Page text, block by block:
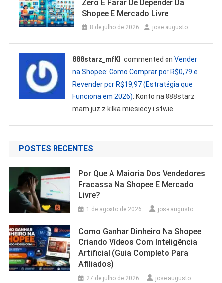
Zero E Parar De Depender Da
Shopee E Mercado Livre
8 de julho de 2026 jose augusto
888starz_mfKl commented onVender
na Shopee: Como Comprar por R$0,79 e
Revender por R$19,97 (Estratégia que
Funciona em 2026): Konto na 888starz
mam juz z kilka miesiecy i stwie
POSTES RECENTES
Por Que A Maioria Dos Vendedores
Fracassa Na Shopee E Mercado
Livre?
1 de agosto de 2026 jose augusto
Como Ganhar Dinheiro Na Shopee
Criando Vídeos Com Inteligência
Artificial (Guia Completo Para
Afiliados)
27 de julho de 2026 jose augusto